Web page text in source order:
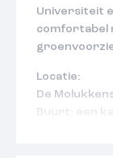
Universiteit
comfortabel
Locatie:
De
Buurt: een